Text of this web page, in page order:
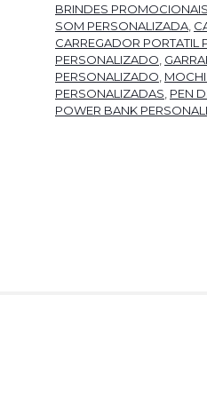
BRINDES PROMOCIONAIS
SOM PERSONALIZADA
CARREGADOR PORTATIL
PERSONALIZADO
PERSONALIZADO
PERSONALIZADAS PEN
POWER BANK